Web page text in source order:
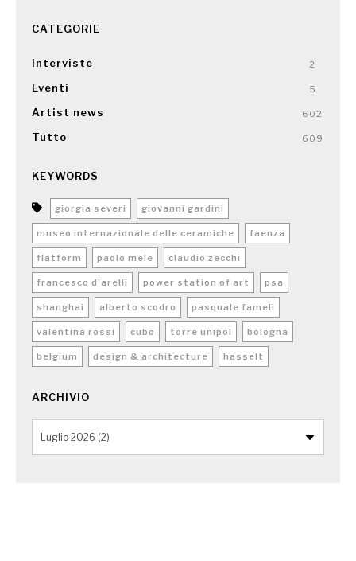
CATEGORIE
Interviste 2
Eventi 5
Artist news 602
Tutto 609
KEYWORDS
giorgia severi giovanni gardini
museo internazionale delle ceramiche faenza
flatform paolo mele claudio zecchi
francesco d’arelli power station of art psa
shanghai alberto scodro pasquale fameli
valentina rossi cubo torre unipol bologna
belgium design & architecture hasselt
ARCHIVIO